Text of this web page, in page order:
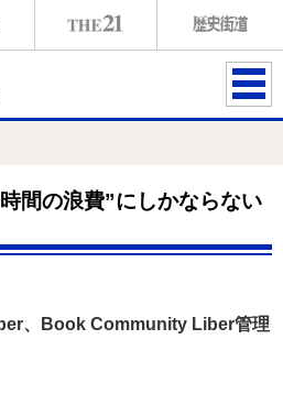
ME
間の浪費”にしかならない
、Book Community Liber管理